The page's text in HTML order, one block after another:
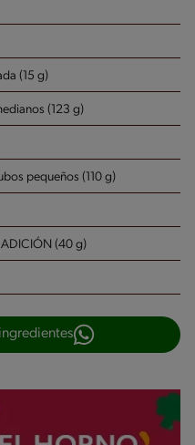
(15 g)
(123 g)
pequeños (110 g)
(40 g)